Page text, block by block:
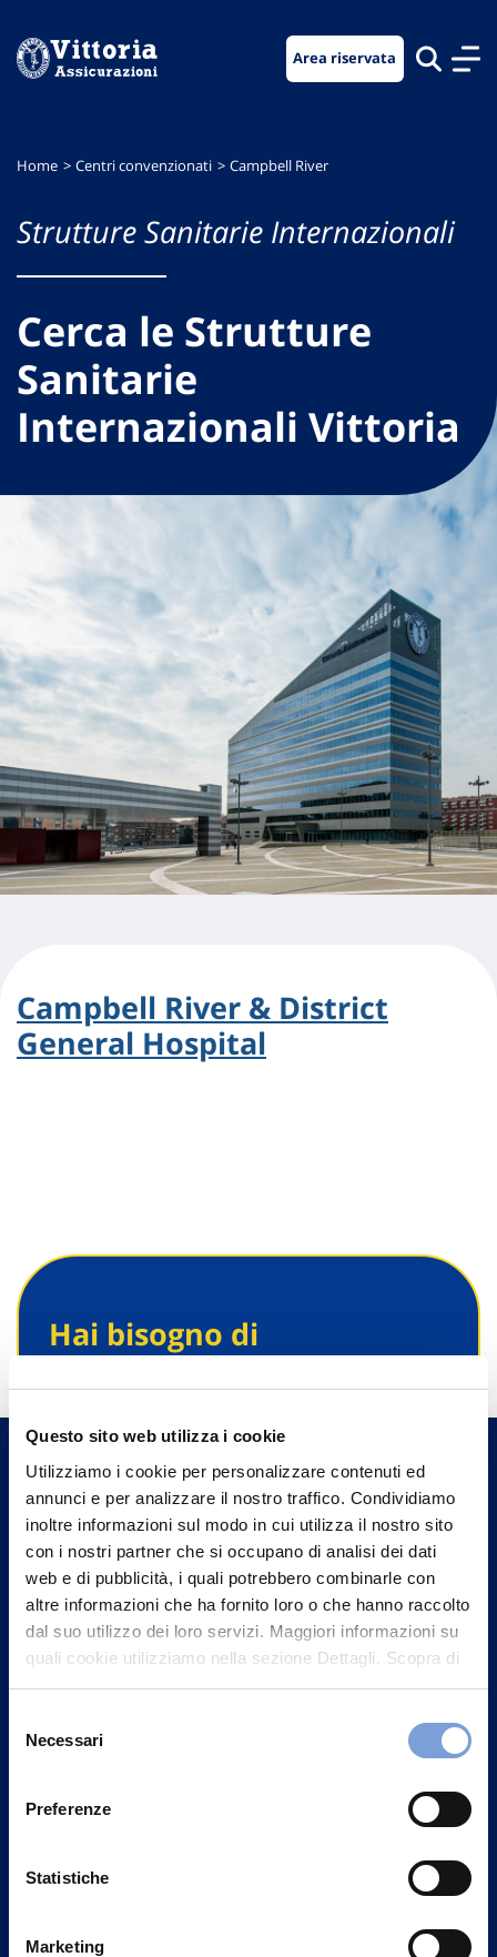
Questo sito web utilizza i cookie
Utilizziamo i cookie per personalizzare contenuti ed
annunci e per analizzare il nostro traffico. Condividiamo
inoltre informazioni sul modo in cui utilizza il nostro sito
con i nostri partner che si occupano di analisi dei dati
web e di pubblicità, i quali potrebbero combinarle con
altre informazioni che ha fornito loro o che hanno raccolto
dal suo utilizzo dei loro servizi. Maggiori informazioni su
quali cookie utilizziamo nella sezione Dettagli. Scopra di
più su chi siamo, come può contattarci e come trattiamo i
può trovare nel footer del sito nella sezione "Informativa
delNecessari
Preferenze
Statistiche
Marketing
menu
contenuto
footer
Area riservata
Home Centri convenzionati Campbell River
Strutture Sanitarie Internazionali
Cerca le Strutture
Sanitarie
Internazionali Vittoria
Campbell River & District
General Hospital
Hai bisogno di
informazioni?
un nostro Agente.
Contattaci
20149 Milano